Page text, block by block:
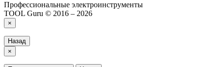
Профессиональные электроинструменты
TOOL Guru © 2016 – 2026
×
Назад
×